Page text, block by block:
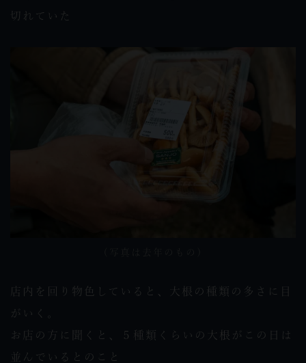
切れていた
店内を回り物色していると、大根の種類の多さに目
がいく。
お店の方に聞くと、５種類くらいの大根がこの日は
並んでいるとのこと